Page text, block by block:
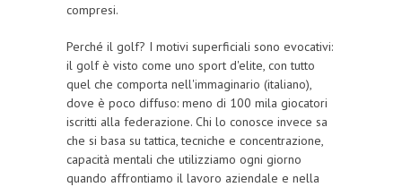
compresi.
Perché il golf? I motivi superficiali sono evocativi:
il golf è visto come uno sport d'elite, con tutto
quel che comporta nell'immaginario (italiano),
dove è poco diffuso: meno di 100 mila giocatori
iscritti alla federazione. Chi lo conosce invece sa
che si basa su tattica, tecniche e concentrazione,
capacità mentali che utilizziamo ogni giorno
quando affrontiamo il lavoro aziendale e nella